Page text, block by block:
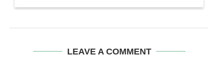
LEAVE A COMMENT